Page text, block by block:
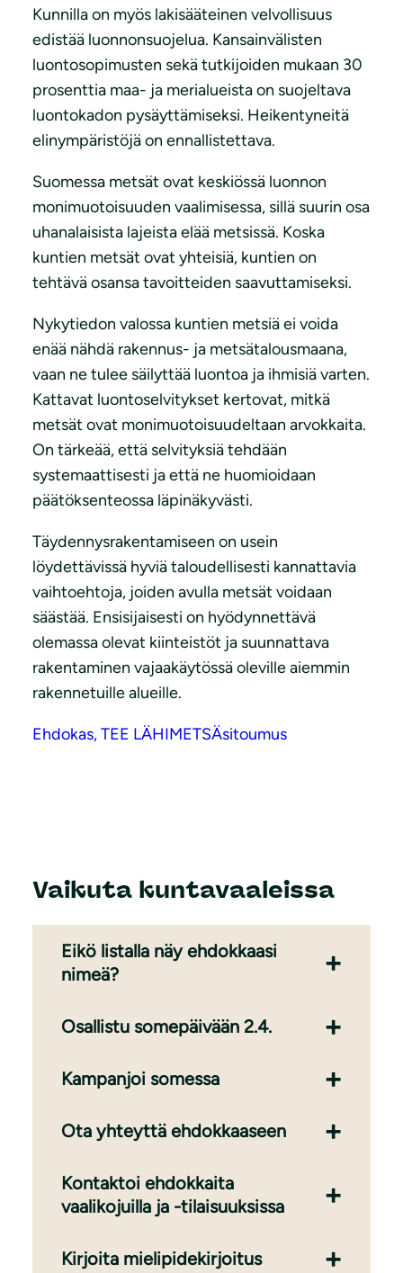
Kunnilla on myös lakisääteinen velvollisuus
edistää luonnonsuojelua. Kansainvälisten
luontosopimusten sekä tutkijoiden mukaan 30
prosenttia maa- ja merialueista on suojeltava
luontokadon pysäyttämiseksi. Heikentyneitä
elinympäristöjä on ennallistettava.
Suomessa metsät ovat keskiössä luonnon
monimuotoisuuden vaalimisessa, sillä suurin osa
uhanalaisista lajeista elää metsissä. Koska
kuntien metsät ovat yhteisiä, kuntien on
tehtävä osansa tavoitteiden saavuttamiseksi.
Nykytiedon valossa kuntien metsiä ei voida
enää nähdä rakennus- ja metsätalousmaana,
vaan ne tulee säilyttää luontoa ja ihmisiä varten.
Kattavat luontoselvitykset kertovat, mitkä
metsät ovat monimuotoisuudeltaan arvokkaita.
On tärkeää, että selvityksiä tehdään
systemaattisesti ja että ne huomioidaan
päätöksenteossa läpinäkyvästi.
Täydennysrakentamiseen on usein
löydettävissä hyviä taloudellisesti kannattavia
vaihtoehtoja, joiden avulla metsät voidaan
säästää. Ensisijaisesti on hyödynnettävä
olemassa olevat kiinteistöt ja suunnattava
rakentaminen vajaakäytössä oleville aiemmin
rakennetuille alueille.
Ehdokas, TEE LÄHIMETSÄsitoumus
Vaikuta kuntavaaleissa
Eikö listalla näy ehdokkaasi
nimeä?
Osallistu somepäivään 2.4.
Kampanjoi somessa
Ota yhteyttä ehdokkaaseen
Kontaktoi ehdokkaita
vaalikojuilla ja -tilaisuuksissa
Kirjoita mielipidekirjoitus